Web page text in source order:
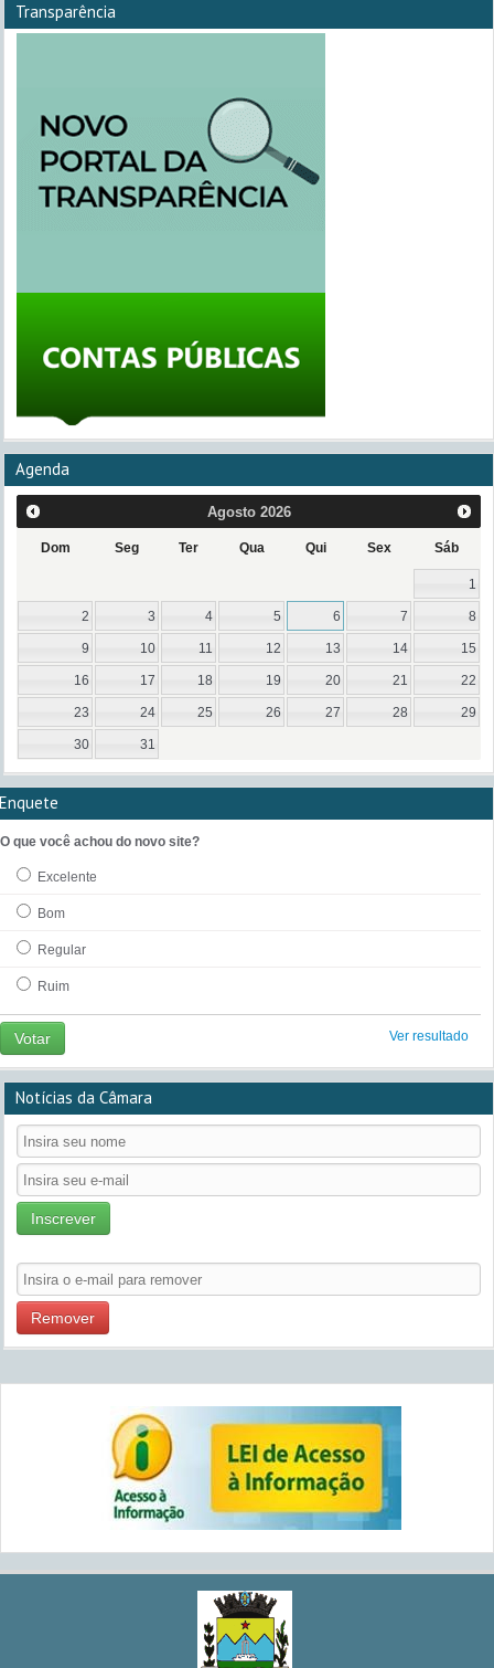
Transparência
Agenda
Agosto 2026
Dom Seg Ter Qua Qui Sex Sáb
1
2 3 4 5 6 7 8
9 10 11 12 13 14 15
16 17 18 19 20 21 22
23 24 25 26 27 28 29
30 31
Enquete
O que você achou do novo site?
Excelente
Bom
Regular
Ruim
Votar Ver resultado
Notícias da Câmara
Inscrever
Remover